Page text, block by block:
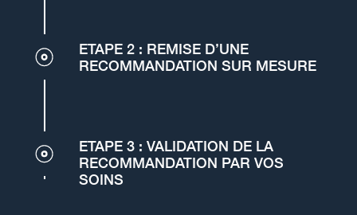
ETAPE 2 : REMISE D’UNE
RECOMMANDATION SUR MESURE
ETAPE 3 : VALIDATION DE LA
RECOMMANDATION PAR VOS
SOINS